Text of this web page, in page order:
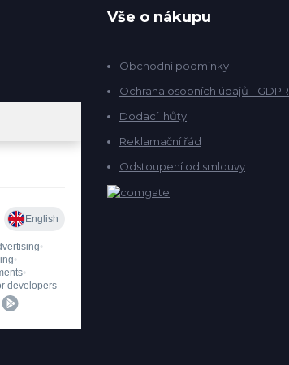
Vše o nákupu
Obchodní podmínky
Ochrana osobních údajů - GDPR
Dodací lhůty
Reklamační řád
Odstoupení od smlouvy